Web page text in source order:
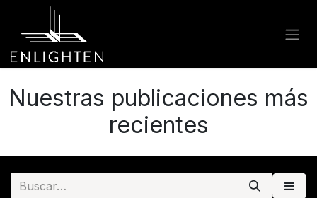
Ir al contenido
Nuestras publicaciones más
recientes